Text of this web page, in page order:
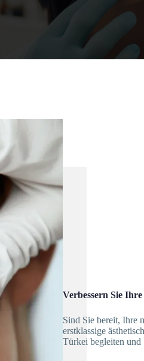
Verbessern Sie
Sind Sie bereit, Ihre
erstklassige
Türkei begleiten und